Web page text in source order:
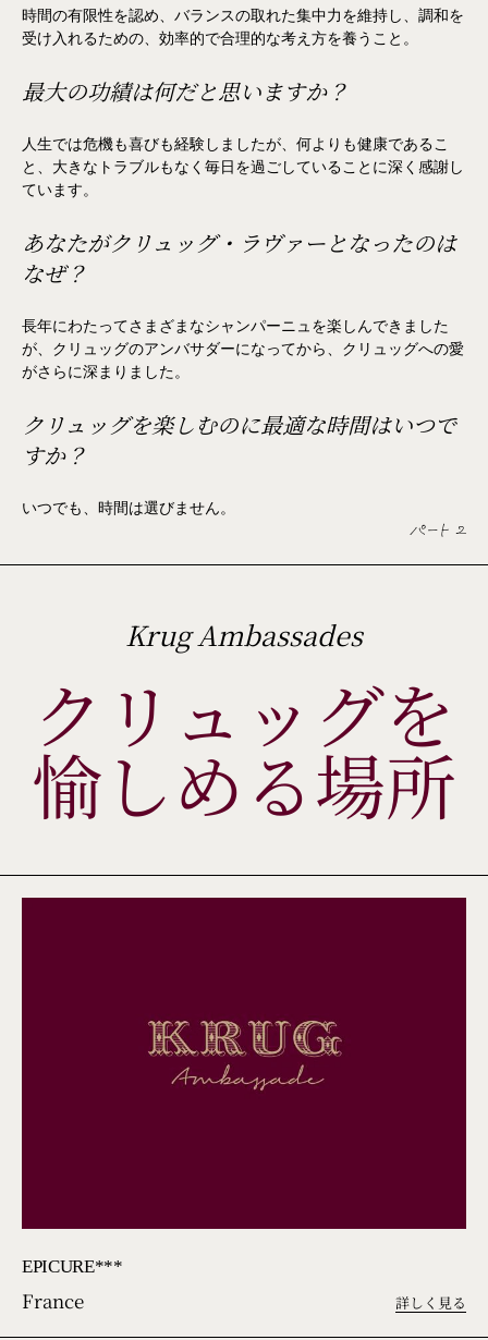
時間の有限性を認め、バランスの取れた集中力を維持し、調和を
受け入れるための、効率的で合理的な考え方を養うこと。
最大の功績は何だと思いますか？
人生では危機も喜びも経験しましたが、何よりも健康であるこ
と、大きなトラブルもなく毎日を過ごしていることに深く感謝し
ています。
あなたがクリュッグ・ラヴァーとなったのは
なぜ？
長年にわたってさまざまなシャンパーニュを楽しんできました
が、クリュッグのアンバサダーになってから、クリュッグへの愛
がさらに深まりました。
クリュッグを楽しむのに最適な時間はいつで
すか？
いつでも、時間は選びません。
パート 2
Krug Ambassades
クリュッグを
愉しめる場所
EPICURE***
France 詳しく見る